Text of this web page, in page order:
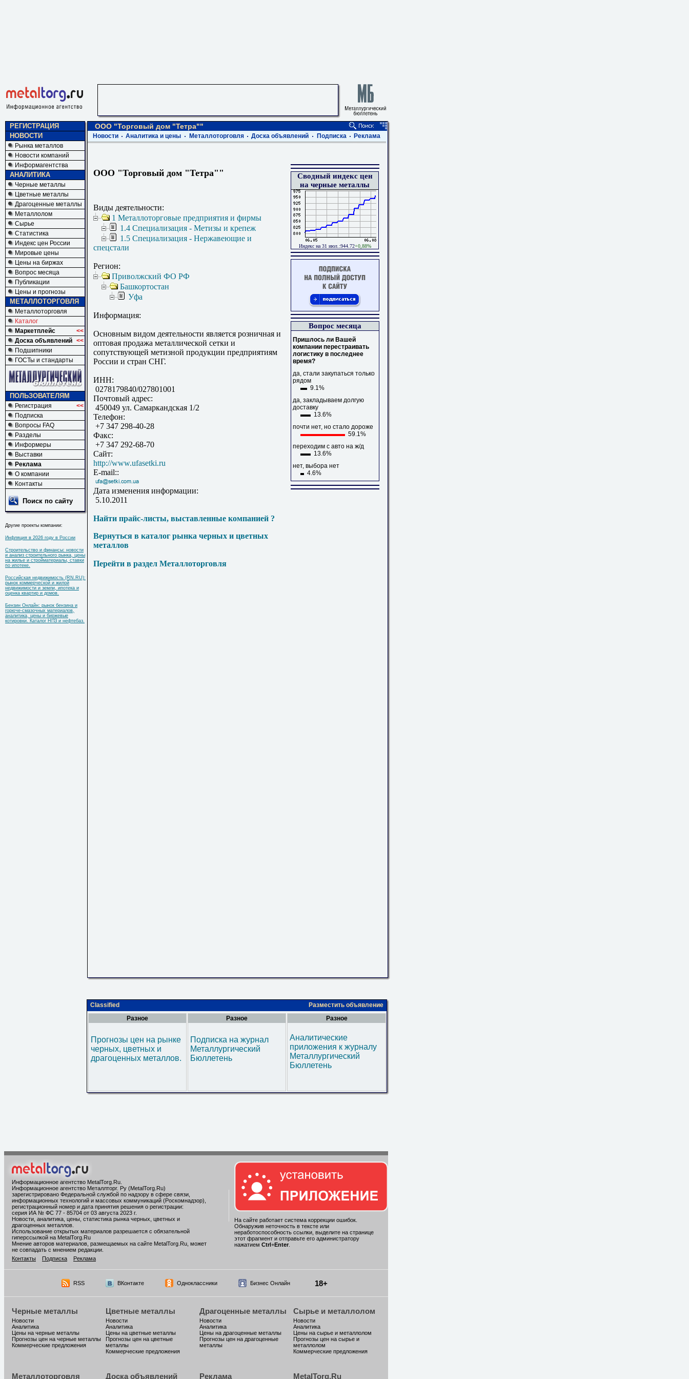
РЕГИСТРАЦИЯ
НОВОСТИ
Рынка металлов
Новости компаний
Информагентства
АНАЛИТИКА
Черные металлы
Цветные металлы
Драгоценные металлы
Металлолом
Сырье
Статистика
Индекс цен России
Мировые цены
Цены на биржах
Вопрос месяца
Публикации
Цены и прогнозы
МЕТАЛЛОТОРГОВЛЯ
Металлоторговля
Каталог
Маркетплейс
<<
Доска объявлений <<
Подшипники
ГОСТы и стандарты
ПОЛЬЗОВАТЕЛЯМ
Регистрация
<<
Подписка
Вопросы FAQ
Разделы
Информеры
Выставки
Реклама
О компании
Контакты
Поиск по сайту
Другие проекты компании:
Инфляция в 2026 году в России
Строительство и финансы: новости
и анализ строительного рынка, цены
на жилье и стройматериалы, ставки
по ипотеке.
Российская недвижимость (RN.RU):
рынок коммерческой и жилой
недвижимости и земли, ипотека и
оценка квартир и домов.
Бензин Онлайн: рынок бензина и
горюче-смазочных материалов,
аналитика, цены и биржевые
котировки. Каталог НПЗ и нефтебаз.
ООО "Торговый дом "Тетра""
Новости Аналитика и цены Металлоторговля Доска объявлений Подписка Реклама
ООО "Торговый дом "Тетра""
Виды деятельности:
1 Металлоторговые предприятия и фирмы
1.4 Специализация - Метизы и крепеж
1.5 Специализация - Нержавеющие и
спецстали
Регион:
Приволжский ФО РФ
Башкортостан
Уфа
Информация:
Основным видом деятельности является розничная и
оптовая продажа металлической сетки и
сопутствующей метизной продукции предприятиям
России и стран СНГ.
ИНН:
0278179840/027801001
Почтовый адрес:
450049 ул. Самаркандская 1/2
Телефон:
+7 347 298-40-28
Факс:
+7 347 292-68-70
Сайт:
http://www.ufasetki.ru
E-mail::
Дата изменения информации:
5.10.2011
Найти прайс-листы, выставленные компанией ?
Вернуться в каталог рынка черных и цветных
металлов
Перейти в раздел Металлоторговля
Сводный индекс цен
на черные металлы
Индекс на 31 июл.:944.72+0,88%
Вопрос месяца
Пришлось ли Вашей
компании перестраивать
логистику в последнее
время?
да, стали закупаться только
рядом
9.1%
да, закладываем долгую
доставку
13.6%
почти нет, но стало дороже
59.1%
переходим с авто на ж/д
13.6%
нет, выбора нет
4.6%
Classified
Разместить объявление
Разное
Прогнозы цен на рынке
черных, цветных и
драгоценных металлов.
Разное
Подписка на журнал
Металлургический
Бюллетень
Разное
Аналитические
приложения к журналу
Металлургический
Бюллетень
Информационное агентство MetalTorg.Ru
Информационное агентство Металлторг. Ру (MetalTorg.Ru)
зарегистрировано Федеральной службой по надзору в сфере связи,
информационных технологий и массовых коммуникаций (Роскомнадзор),
регистрационный номер и дата принятия решения о регистрации:
серия ИА № ФС 77 - 85704 от 03 августа 2023 г.
Новости, аналитика, цены, статистика рынка черных, цветных и
драгоценных металлов.
Использование открытых материалов разрешается с обязательной
гиперссылкой на MetalTorg.Ru
Мнение авторов материалов, размещаемых на сайте MetalTorg.Ru, может
не совпадать с мнением редакции.
Контакты
Подписка Реклама
На сайте работает система коррекции ошибок.
Обнаружив неточность в тексте или
неработоспособность ссылки, выделите на странице
этот фрагмент и отправьте его администратору
нажатием Ctrl +Enter.
RSS ВКонтакте Одноклассники Бизнес Онлайн 18+
Черные металлы
Новости
Аналитика
Цены на черные металлы
Прогнозы цен на черные металлы
Коммерческие предложения
Цветные металлы
Новости
Аналитика
Цены на цветные металлы
Прогнозы цен на цветные
металлы
Коммерческие предложения
Драгоценные металлы
Новости
Аналитика
Цены на драгоценные металлы
Прогнозы цен на драгоценные
металлы
Сырье и металлолом
Новости
Аналитика
Цены на сырье и металлолом
Прогнозы цен на сырье и
металлолом
Коммерческие предложения
Металлоторговля Доска объявлений Реклама MetalTorg.Ru